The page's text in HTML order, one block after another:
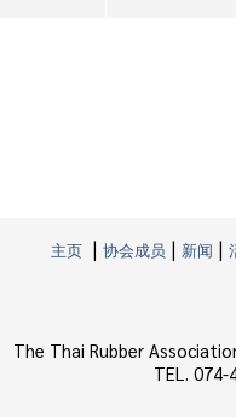
主页 | 协会成员 | 新闻 |
The Thai Rubber
TEL.